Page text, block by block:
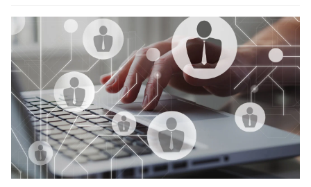
operazioni, bensì comporta […]